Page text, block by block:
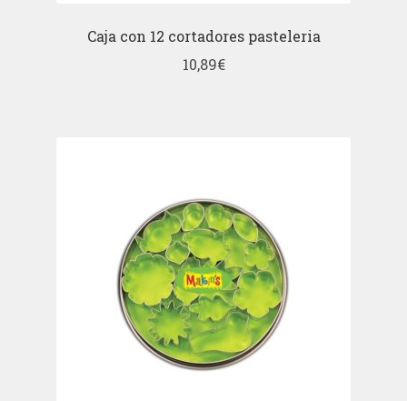
Caja con 12 cortadores pasteleria
10,89€